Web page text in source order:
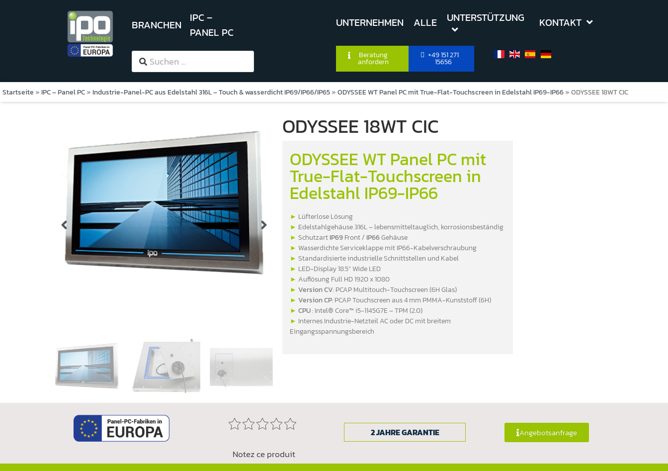
BRANCHEN
IPC –
PANEL PC
UNTERNEHMEN ALLE UNTERSTÜTZUNG KONTAKT
Beratung
anfordern
+49 151 271
15656
Startseite » IPC – Panel PC » Industrie-Panel-PC aus Edelstahl 316L – Touch & wasserdicht IP69/IP66/IP65 » ODYSSEE WT Panel PC mit True-Flat-Touchscreen in Edelstahl IP69-IP66 » ODYSSEE 18WT CIC
ODYSSEE 18WT CIC
ODYSSEE WT Panel PC mit
True-Flat-Touchscreen in
Edelstahl IP69-IP66
► Lüfterlose Lösung
► Edelstahlgehäuse 316L – lebensmitteltauglich, korrosionsbeständig
► SchutzartIP69Front / IP66Gehäuse
► Wasserdichte Serviceklappe mit IP66-Kabelverschraubung
► Standardisierte industrielle Schnittstellen und Kabel
► LED-Display 18.5” Wide LED
► Auflösung Full HD 1920 x 1080
► Version CV: PCAP Multitouch-Touchscreen (6H Glas)
► Version CP: PCAP Touchscreen aus 4 mm PMMA-Kunststoff (6H)
► CPU: Intel® Core™ i5-1145G7E – TPM (2.0)
► Internes Industrie-Netzteil AC oder DC mit breitem
Eingangsspannungsbereich
Notez ce produit
2 JAHRE GARANTIE Angebotsanfrage